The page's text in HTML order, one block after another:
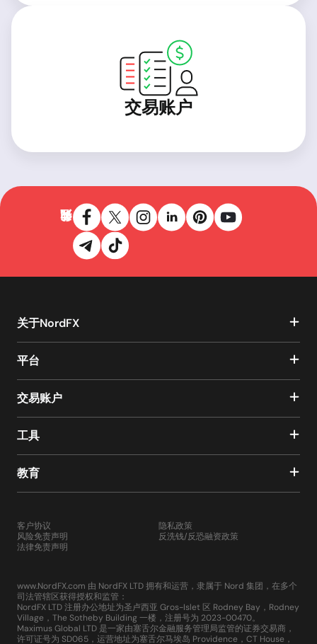
交易账户
关于NordFX
平台
交易账户
工具
教育
客户协议
风险免责声明
法律免责声明
隐私政策
反洗钱/反恐融资政策
www.NordFX.com 由 NordFX LTD 拥有和运营，隶属于 Nord 集团，在多个
司法管辖区获得授权和监管：
NordFX LTD 注册办公地址为圣卢西亚 Gros-Islet 区 Rodney Bay，Rodney
Village，The Sotheby Building 一楼，注册号为 2023-00470。
Maximus Global LTD 是一家由塞舌尔金融服务管理局监管的证券交易商，
许可证号为 SD065，运营地址为塞舌尔马埃岛 Providence，CT House，